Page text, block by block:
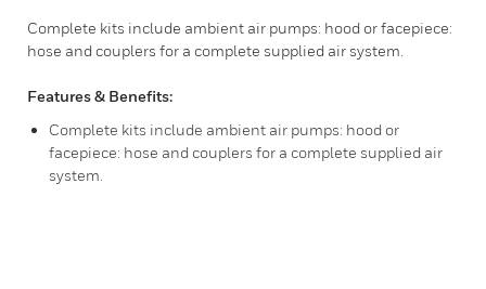
Complete kits include ambient air pumps: hood or facepiece:
hose and couplers for a complete supplied air system.
Features & Benefits:
Complete kits include ambient air pumps: hood or
facepiece: hose and couplers for a complete supplied air
system.